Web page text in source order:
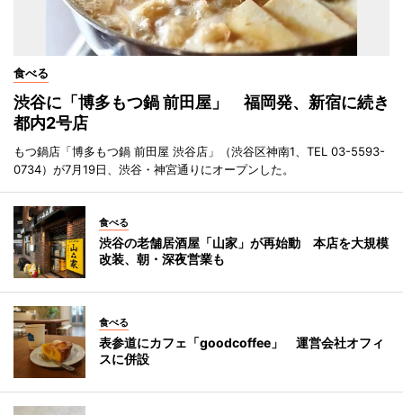
食べる
渋谷に「博多もつ鍋 前田屋」 福岡発、新宿に続き
都内2号店
もつ鍋店「博多もつ鍋 前田屋 渋谷店」（渋谷区神南1、TEL 03-5593-
0734）が7月19日、渋谷・神宮通りにオープンした。
食べる
渋谷の老舗居酒屋「山家」が再始動 本店を大規模
改装、朝・深夜営業も
食べる
表参道にカフェ「goodcoffee」 運営会社オフィ
スに併設